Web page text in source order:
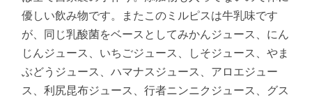
優しい飲み物です。またこのミルピスは牛乳味です
が、同じ乳酸菌をベースとしてみかんジュース、にん
じんジュース、いちごジュース、しそジュース、やま
ぶどうジュース、ハマナスジュース、アロエジュー
ス、利尻昆布ジュース、行者ニンニクジュース、グス